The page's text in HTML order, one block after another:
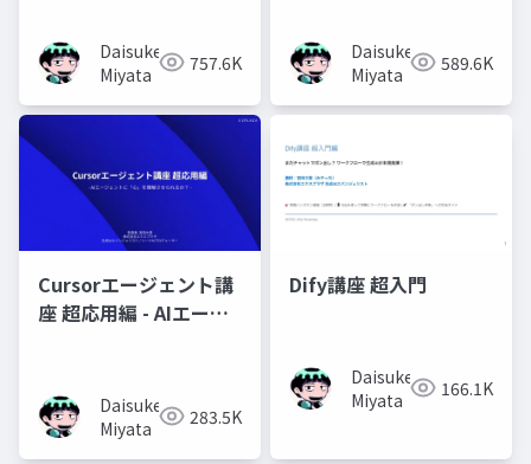
Daisuke
Miyata
757.6K
Daisuke
Miyata
589.6K
Cursorエージェント講
座 超応用編 - AIエージ
Daisuke
Miyata
283.5K
Dify講座 超入門
Daisuke
Miyata
166.1K